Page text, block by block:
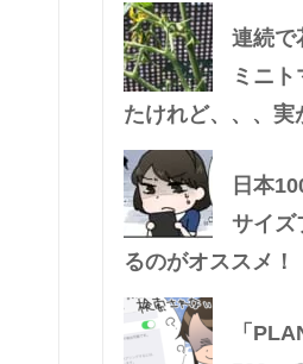
連続で
ミニ
たけれど、、、実
日本
サイズ
るのがオススメ！
「